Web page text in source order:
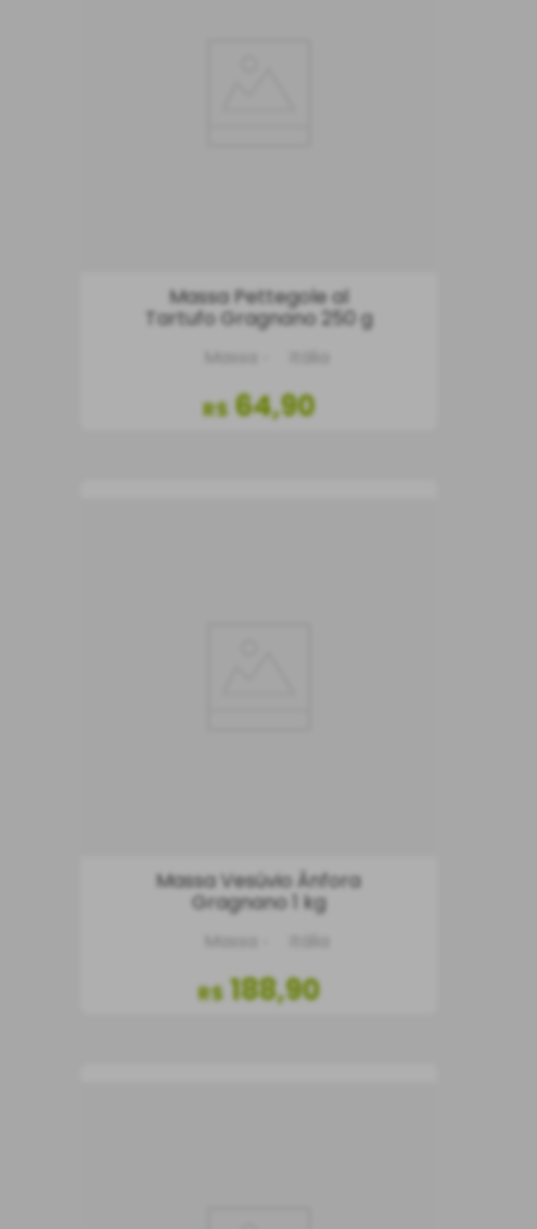
Massa Pettegole al
Tartufo Gragnano 250 g
R$ 64,90
Massa Vesúvio Ânfora
Gragnano 1 kg
R$ 188,90